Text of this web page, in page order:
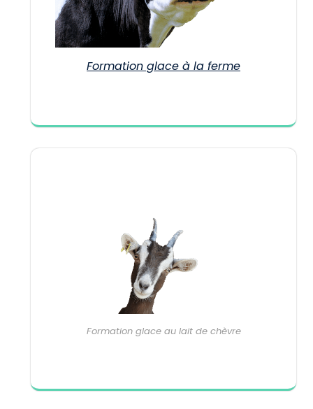
Formation glace à la ferme
Formation glace au lait de chèvre